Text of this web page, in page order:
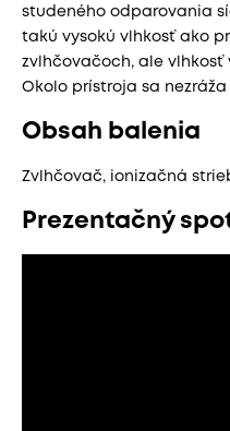
studeného odparovania
takú vysokú vlhkosť ako
zvlhčovačoch, ale vlhkosť
Okolo prístroja sa nezráža
Obsah balenia
Zvlhčovač, ionizačná
Prezentačný